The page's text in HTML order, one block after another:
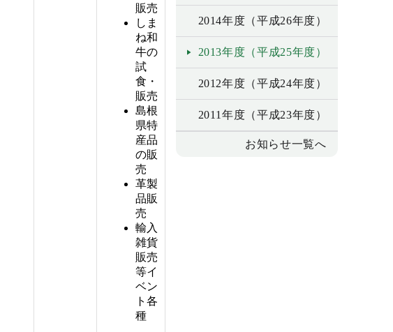
販売
しま
ね和
牛の
試
食・
販売
島根
県特
産品
の販
売
革製
品販
売
輸入
雑貨
販売
等イ
ベン
ト各
種
2014年度（平成26年度）
2013年度（平成25年度）
2012年度（平成24年度）
2011年度（平成23年度）
お知らせ一覧へ